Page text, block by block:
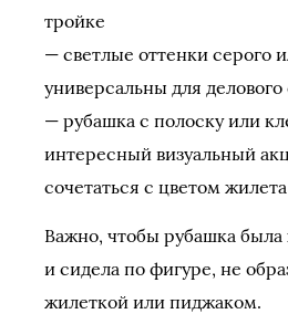
тройке
— светлые оттенки серого
универсальны для делового
— рубашка с полоску или
интересный визуальный
сочетаться с цветом
Важно, чтобы рубашка была
и сидела по фигуре, не
жилеткой или пиджаком.